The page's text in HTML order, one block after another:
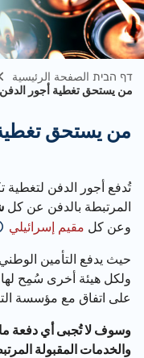
דף הבית الصفحة الرئيسية
من يستحق تغطية أجور الدفن
من يستحق تغطية
تُدفع أجور الدفن لتغطية
المرتبطة بالدفن عن كل
وعن كلمقيم إسرائيلي
حيث يدفع التأمين
ولكل هيئة أخرى سُمِح لها
على اتفاق مع مؤسسة
وسوف لا تُجبى أي دفعة
والخدمات المقبولة